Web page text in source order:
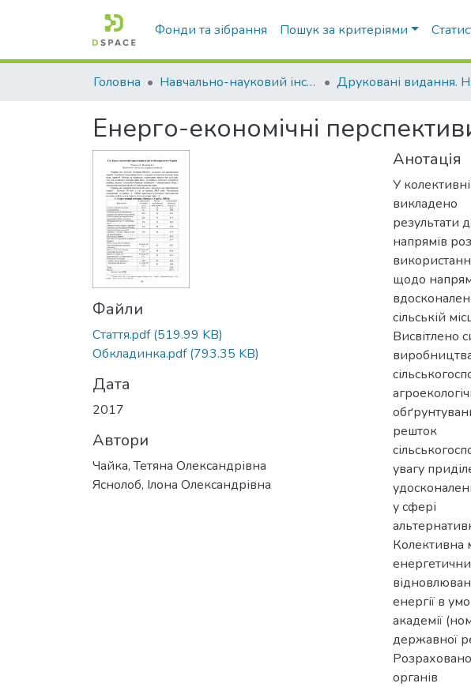
Фонди та зібрання Пошук за критеріями
Головна Навчально-науковий інститут агротехнологій, селекції та екології
Енерго-економічні
Файли
Стаття.pdf(519.99 KB)
Обкладинка.pdf(793.35 KB)
Дата
2017
Автори
Чайка, Тетяна Олександрівна
Яснолоб, Ілона Олександрівна
Анотація
У
викладено
результати
напрямів
щодо
сільській
Висвітлено
решток
увагу
у сфері
Колективна
енергії в
академії
державної
Розраховано
органів